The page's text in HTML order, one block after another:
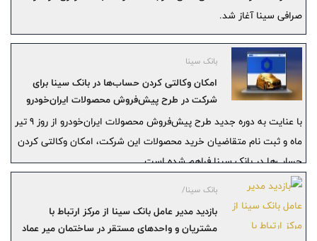
صرافی سینا آغاز شد.
بانک سینا
امکان وکالتی کردن حساب‌ها در بانک سینا برای
شرکت در طرح پیش‌فروش محصولات ایران‌خودرو
با عنایت به دوره جدید طرح پیش‌فروش محصولات ایران‌خودرو از روز 9 تیر
ماه و ثبت نام متقاضیان خرید محصولات این شرکت، امکان وکالتی کردن
حساب‌ها در بانک سینا فراهم شده است.
بانک سینا/
بازدید مدیر عامل بانک سینا از مرکز ارتباط با
مشتریان و واحد‌های مستقر در ساختمان میر عماد